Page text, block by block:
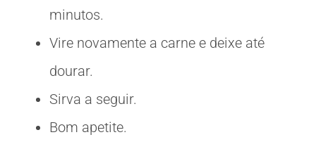
minutos.
Vire novamente a carne e deixe até
dourar.
Sirva a seguir.
Bom apetite.